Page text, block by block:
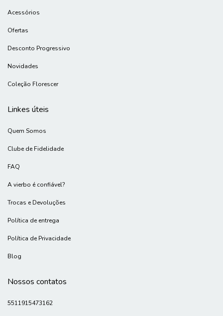
Acessórios
Ofertas
Desconto Progressivo
Novidades
Coleção Florescer
Linkes úteis
Quem Somos
Clube de Fidelidade
FAQ
A vierbo é confiável?
Trocas e Devoluções
Política de entrega
Política de Privacidade
Blog
Nossos contatos
5511915473162